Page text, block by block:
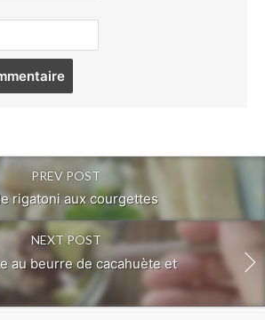
PREV POST
rigatoni aux courgettes
NEXT POST
au beurre de cacahuète et